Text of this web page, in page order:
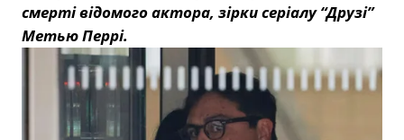
смерті відомого актора, зірки серіалу “Друзі”
Метью Перрі.